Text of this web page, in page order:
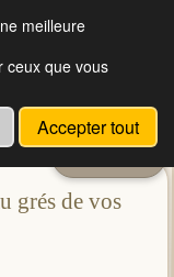
grés de vos
meilleure
ceux que vous
Accepter tout